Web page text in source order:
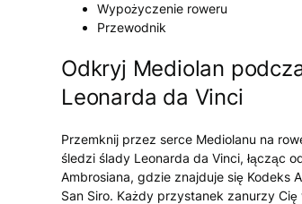
Wypożyczenie roweru
Przewodnik
Odkryj Mediolan
Leonarda da Vinci
Przemknij przez serce Mediolanu na
śledzi ślady Leonarda da Vinci, łącząc
Ambrosiana, gdzie znajduje się Kodeks
San Siro. Każdy przystanek zanurzy